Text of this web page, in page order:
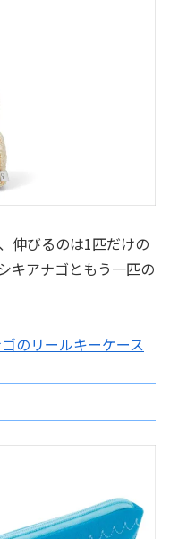
伸びるのは1匹だけの
キアナゴともう一匹の
のリールキーケース